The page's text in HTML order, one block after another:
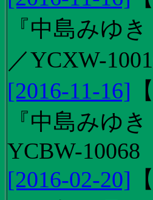
『中島みゆ
／YCXW-
[2016-11-16] 【
『中島みゆ
YCBW-10068
[2016-02-20] 【